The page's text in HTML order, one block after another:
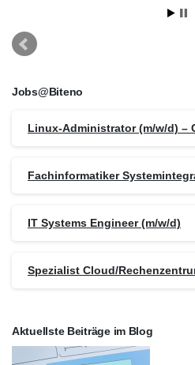
Jobs@Biteno
Linux-Administrator (m/w/d) –
Fachinformatiker
IT Systems Engineer (m/w/d)
Spezialist Cloud/
Aktuellste Beiträge im Blog